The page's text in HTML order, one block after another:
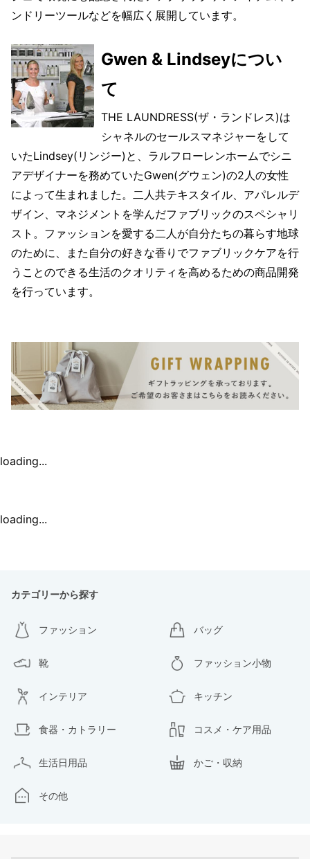
ンドリーツールなどを幅広く展開しています。
Gwen & Lindseyについ
て
THE LAUNDRESS(ザ・ランドレス)は
シャネルのセールスマネジャーをして
いたLindsey(リンジー)と、ラルフローレンホームでシニ
アデザイナーを務めていたGwen(グウェン)の2人の女性
によって生まれました。二人共テキスタイル、アパレルデ
ザイン、マネジメントを学んだファブリックのスペシャリ
スト。ファッションを愛する二人が自分たちの暮らす地球
のために、また自分の好きな香りでファブリックケアを行
うことのできる生活のクオリティを高めるための商品開発
を行っています。
loading...
loading...
カテゴリーから探す
ファッション バッグ
靴 ファッション小物
インテリア キッチン
食器・カトラリー コスメ・ケア用品
生活日用品 かご・収納
その他